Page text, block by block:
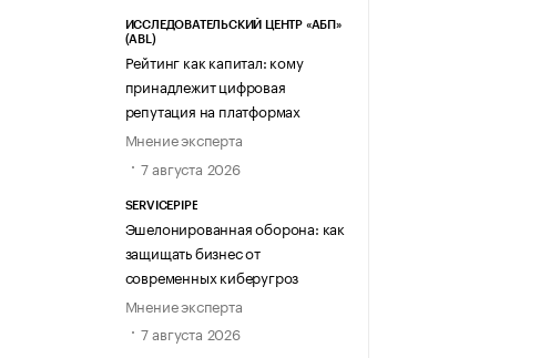
ИССЛЕДОВАТЕЛЬСКИЙ ЦЕНТР «АБП»
(ABL)
Рейтинг как капитал: кому
принадлежит цифровая
репутация на платформах
Мнение эксперта
7 августа 2026
SERVICEPIPE
Эшелонированная оборона: как
защищать бизнес от
современных киберугроз
Мнение эксперта
7 августа 2026